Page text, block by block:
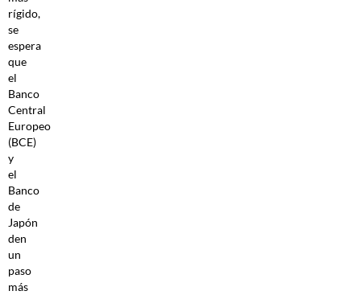
rígido,
se
espera
que
el
Banco
Central
Europeo
(BCE)
y
el
Banco
de
Japón
den
un
paso
más